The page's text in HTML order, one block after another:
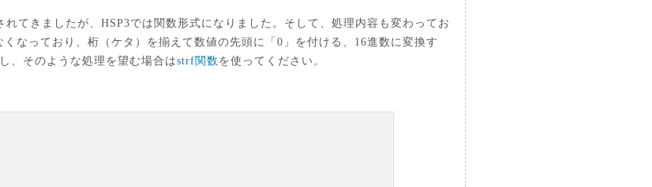
てきましたが、HSP3では関数形式になりました。そして、処理内容も変わってお
なっており、桁（ケタ）を揃えて数値の先頭に「0」を付ける、16進数に変換す
、そのような処理を望む場合はstrf関数を使ってください。